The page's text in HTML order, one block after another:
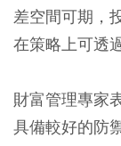
差空間可期，
在策略上可透
財富管理專家
具備較好的防